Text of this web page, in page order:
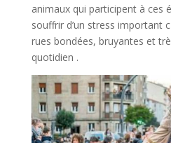
animaux qui participent à ces
souffrir d’un stress important
rues bondées, bruyantes et
quotidien .